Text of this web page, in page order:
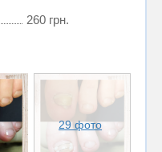
260 грн.
29 фото